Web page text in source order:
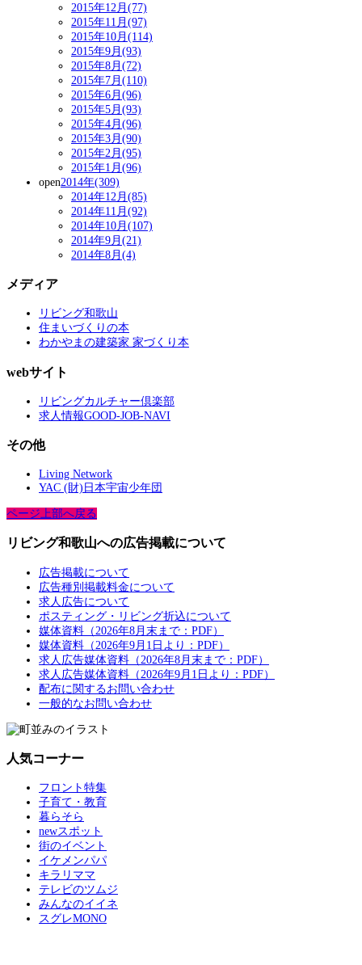
2015年12月(77)
2015年11月(97)
2015年10月(114)
2015年9月(93)
2015年8月(72)
2015年7月(110)
2015年6月(96)
2015年5月(93)
2015年4月(96)
2015年3月(90)
2015年2月(95)
2015年1月(96)
open2014年(309)
2014年12月(85)
2014年11月(92)
2014年10月(107)
2014年9月(21)
2014年8月(4)
メディア
リビング和歌山
住まいづくりの本
わかやまの建築家 家づくり本
webサイト
リビングカルチャー倶楽部
求人情報GOOD-JOB-NAVI
その他
Living Network
YAC (財)日本宇宙少年団
ページ上部へ戻る
リビング和歌山への広告掲載について
広告掲載について
広告種別掲載料金について
求人広告について
ポスティング・リビング折込について
媒体資料（2026年8月末まで：PDF）
媒体資料（2026年9月1日より：PDF）
求人広告媒体資料（2026年8月末まで：PDF）
求人広告媒体資料（2026年9月1日より：PDF）
配布に関するお問い合わせ
一般的なお問い合わせ
人気コーナー
フロント特集
子育て・教育
暮らそら
newスポット
街のイベント
イケメンパパ
キラリママ
テレビのツムジ
みんなのイイネ
スグレMONO